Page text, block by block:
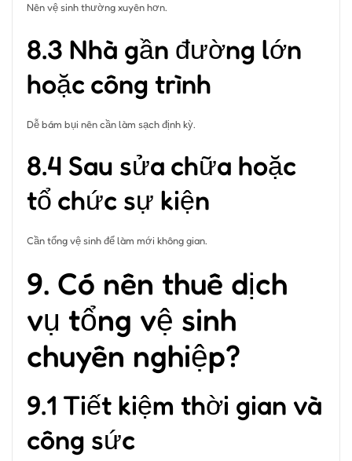
Nên vệ sinh thường xuyên hơn.
8.3 Nhà gần đường lớn
hoặc công trình
Dễ bám bụi nên cần làm sạch định kỳ.
8.4 Sau sửa chữa hoặc
tổ chức sự kiện
Cần tổng vệ sinh để làm mới không gian.
9. Có nên thuê dịch
vụ tổng vệ sinh
chuyên nghiệp?
9.1 Tiết kiệm thời gian và
công sức